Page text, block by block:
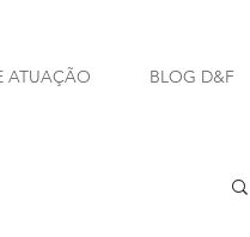
ATUAÇÃO BLOG D&F